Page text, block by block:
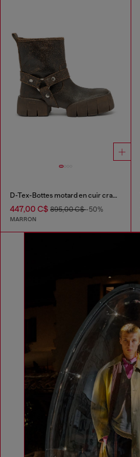
D-Tex-Bottes motard en cuir craquelé
447,00 C$ 895,00 C$-50%
MARRON